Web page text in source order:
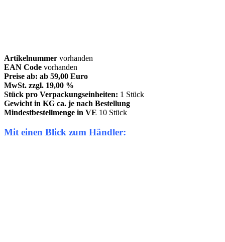
Artikelnummer vorhanden
EAN Code vorhanden
Preise ab: ab 59,00 Euro
MwSt. zzgl. 19,00 %
Stück pro Verpackungseinheiten: 1 Stück
Gewicht in KG ca. je nach Bestellung
Mindestbestellmenge in VE 10 Stück
Mit einen Blick zum Händler: